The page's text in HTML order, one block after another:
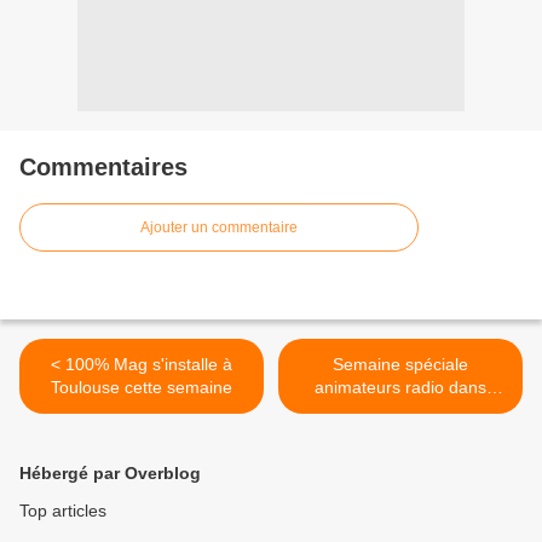
Commentaires
Ajouter un commentaire
< 100% Mag s'installe à
Toulouse cette semaine
Semaine spéciale
animateurs radio dans
"N'oubliez pas les paroles"
Hébergé par Overblog
Top articles